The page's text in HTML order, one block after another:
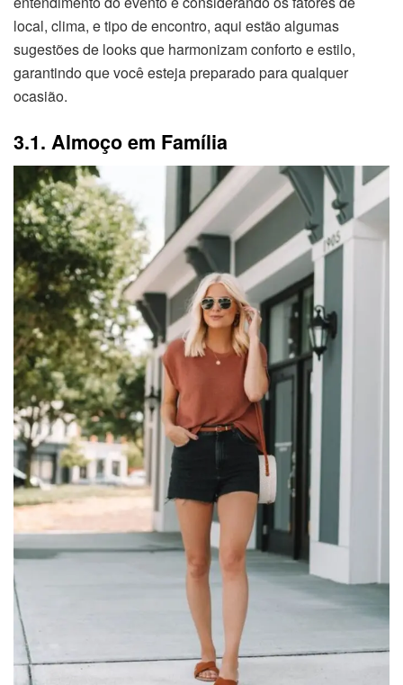
local, clima, e tipo de encontro, aqui estão algumas
sugestões de looks que harmonizam conforto e estilo,
garantindo que você esteja preparado para qualquer
ocasião.
3.1. Almoço em Família